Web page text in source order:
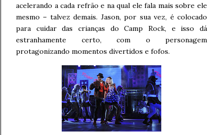
acelerando a cada refrão e na qual ele fala mais sobre ele
mesmo – talvez demais. Jason, por sua vez, é colocado
para cuidar das crianças do Camp Rock, e isso dá
estranhamente certo, com o personagem
protagonizando momentos divertidos e fofos.